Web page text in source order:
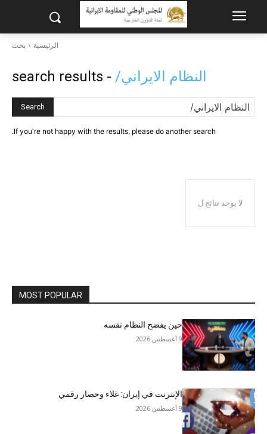
الرئيسية بحث
النظام الایراني/ - search results
Search
If you're not happy with the results, please do another search.
لا يوجد نتائج ل
MOST POPULAR
حين يفضح النظام نفسه
9 أغسطس 2026
الإنترنت في إيران: غلاء وحصار رقمي
9 أغسطس 2026